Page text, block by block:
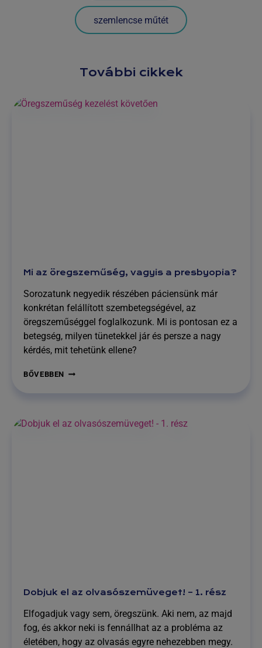
szemlencse műtét
További cikkek
Mi az öregszeműség, vagyis a presbyopia?
Sorozatunk negyedik részében páciensünk már
konkrétan felállított szembetegségével, az
öregszeműséggel foglalkozunk. Mi is pontosan ez a
betegség, milyen tünetekkel jár és persze a nagy
kérdés, mit tehetünk ellene?
BŐVEBBEN MI
A
Dobjuk el az olvasószemüveget! – 1. rész
Elfogadjuk vagy sem, öregszünk. Aki nem, az majd
fog, és akkor neki is fennállhat az a probléma az
életében, hogy az olvasás egyre nehezebben megy.